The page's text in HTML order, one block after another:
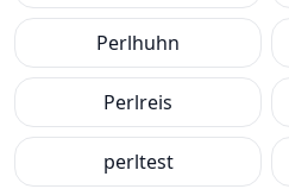
Perlhuhn
Perlreis
perltest